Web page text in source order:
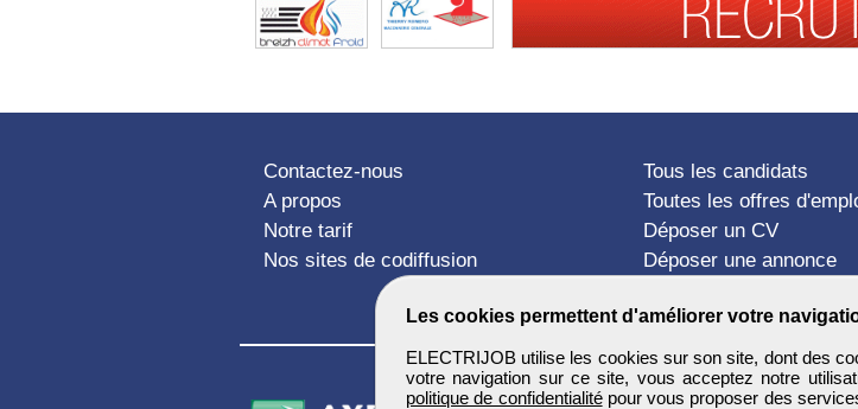
Les cookies permettent d'améliorer votre
ELECTRIJOB utilise les cookies sur son site, dont des
votre navigation sur ce site, vous acceptez notre
politique de confidentialitépour vous proposer des
Contactez-nous
A propos
Notre tarif
Nos sites de codiffusion
Tous les candidats
Toutes les offres
Déposer un CV
Déposer une annonce